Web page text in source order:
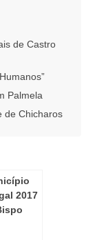
de Castro
Palmela
de Chicharos